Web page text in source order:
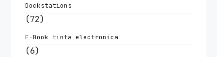
Dockstations
(72)
E-Book tinta electronica
(6)